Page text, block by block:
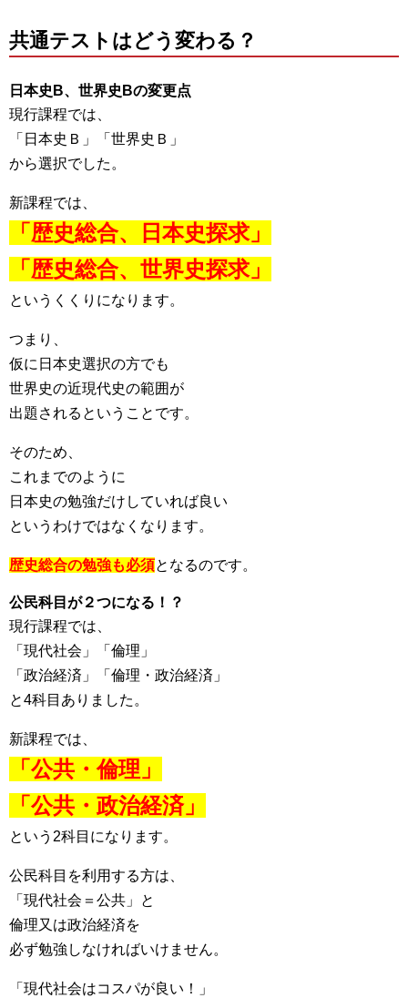
共通テストはどう変わる？
日本史B、世界史Bの変更点
現行課程では、
「日本史Ｂ」「世界史Ｂ」
から選択でした。
新課程では、
「歴史総合、日本史探求」
「歴史総合、世界史探求」
というくくりになります。
つまり、
仮に日本史選択の方でも
世界史の近現代史の範囲が
出題されるということです。
そのため、
これまでのように
日本史の勉強だけしていれば良い
というわけではなくなります。
歴史総合の勉強も必須となるのです。
公民科目が２つになる！？
現行課程では、
「現代社会」「倫理」
「政治経済」「倫理・政治経済」
と4科目ありました。
新課程では、
「公共・倫理」
「公共・政治経済」
という2科目になります。
公民科目を利用する方は、
「現代社会＝公共」と
倫理又は政治経済を
必ず勉強しなければいけません。
「現代社会はコスパが良い！」